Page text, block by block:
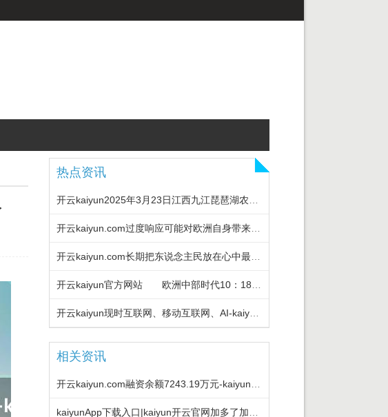
热点资讯
相关资讯